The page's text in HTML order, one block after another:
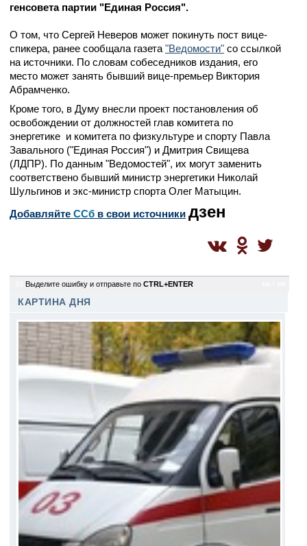
генсовета партии "Единая Россия".
О том, что Сергей Неверов может покинуть пост вице-
спикера, ранее сообщала газета "Ведомости" со ссылкой
на источники. По словам собеседников издания, его
место может занять бывший вице-премьер Виктория
Абрамченко.
Кроме того, в Думу внесли проект постановления об
освобождении от должностей глав комитета по
энергетике и комитета по физкультуре и спорту Павла
Завального ("Единая Россия") и Дмитрия Свищева
(ЛДПР). По данным "Ведомостей", их могут заменить
соответствено бывший министр энергетики Николай
Шульгинов и экс-министр спорта Олег Матыцин.
Добавляйте CСб в свои источники дзен
Выделите ошибку и отправьте по CTRL+ENTER
КАРТИНА ДНЯ